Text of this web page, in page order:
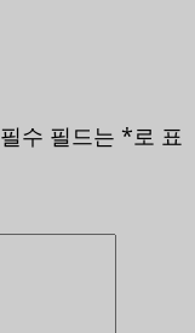
필수 필드는 *로 표